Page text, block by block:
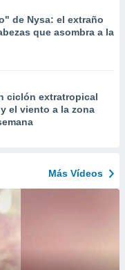
de Nysa: el extraño
que asombra a la
ciclón extratropical
el viento a la zona
Más Vídeos